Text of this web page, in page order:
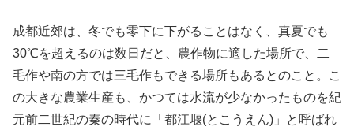
成都近郊は、冬でも零下に下がることはなく、真夏でも
30℃を超えるのは数日だと、農作物に適した場所で、二
毛作や南の方では三毛作もできる場所もあるとのこと。こ
の大きな農業生産も、かつては水流が少なかったものを紀
元前二世紀の秦の時代に「都江堰(とこうえん)」と呼ばれ